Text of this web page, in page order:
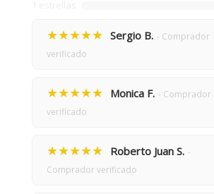
★★★★★ Sergio B. - Comprador
verificado
★★★★★ Monica F. - Comprador
verificado
★★★★★ Roberto Juan S. -
Comprador verificado